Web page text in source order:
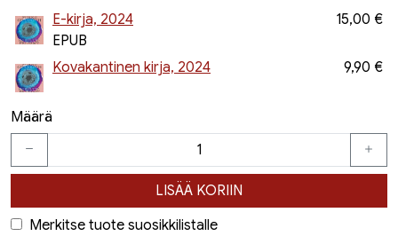
E-kirja, 2024
EPUB
15,00 €
Kovakantinen kirja, 2024 9,90 €
Määrä
LISÄÄ KORIIN
Merkitse tuote suosikkilistalle